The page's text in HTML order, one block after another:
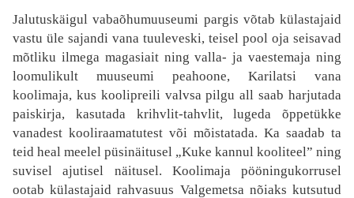
Jalutuskäigul vabaõhumuuseumi pargis võtab külastajaid
vastu üle sajandi vana tuuleveski, teisel pool oja seisavad
mõtliku ilmega magasiait ning valla- ja vaestemaja ning
loomulikult muuseumi peahoone, Karilatsi vana
koolimaja, kus koolipreili valvsa pilgu all saab harjutada
paiskirja, kasutada krihvlit-tahvlit, lugeda õppetükke
vanadest kooliraamatutest või mõistatada. Ka saadab ta
teid heal meelel püsinäitusel „Kuke kannul kooliteel” ning
suvisel ajutisel näitusel. Koolimaja pööningukorrusel
ootab külastajaid rahvasuus Valgemetsa nõiaks kutsutud